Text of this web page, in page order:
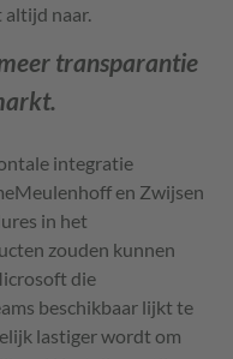
naar.
transparantie
integratie
en Zwijsen
in het
zouden kunnen
die
beschikbaar lijkt te
lastiger wordt om